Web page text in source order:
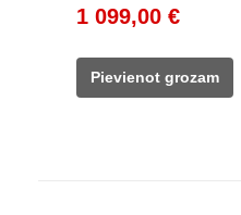
Original
was:
1
1 099,00 €Current
Pievienot grozam